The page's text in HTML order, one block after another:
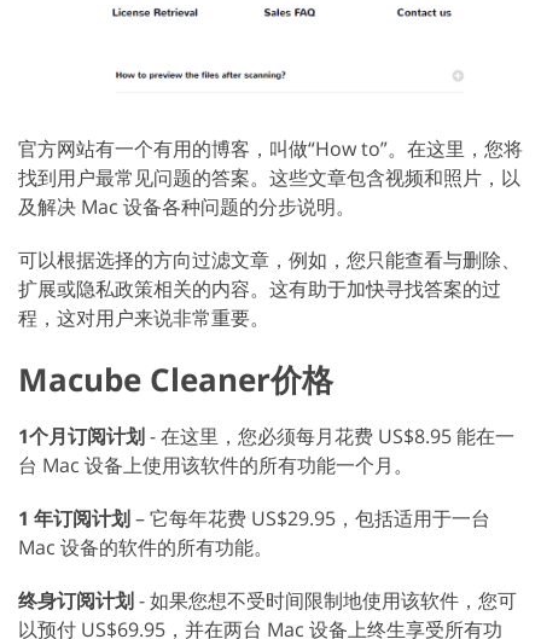
官方网站有一个有用的博客，叫做“How to”。在这里，您将
找到用户最常见问题的答案。这些文章包含视频和照片，以
及解决 Mac 设备各种问题的分步说明。
可以根据选择的方向过滤文章，例如，您只能查看与删除、
扩展或隐私政策相关的内容。这有助于加快寻找答案的过
程，这对用户来说非常重要。
Macube Cleaner价格
1个月订阅计划- 在这里，您必须每月花费 US$8.95 能在一
台 Mac 设备上使用该软件的所有功能一个月。
1 年订阅计划– 它每年花费 US$29.95，包括适用于一台
Mac 设备的软件的所有功能。
终身订阅计划- 如果您想不受时间限制地使用该软件，您可
以预付 US$69.95，并在两台 Mac 设备上终生享受所有功